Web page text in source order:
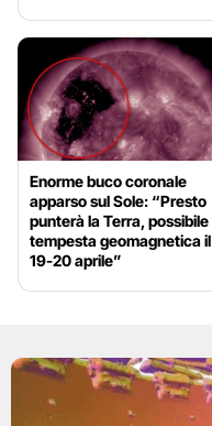
Enorme buco coronale
apparso sul Sole: “Presto
punterà la Terra, possibile
tempesta geomagnetica il
19-20 aprile”